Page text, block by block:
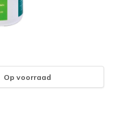
Op voorraad